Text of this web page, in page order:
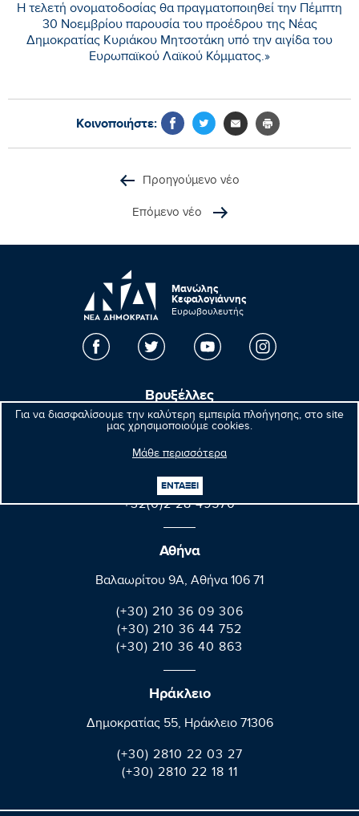
Για να διασφαλίσουμε την καλύτερη εμπειρία πλοήγησης, στο site
μας χρησιμοποιούμε cookies.
Μάθε περισσότερα
ΕΝΤΑΞΕΙ
Η τελετή ονοματοδοσίας θα πραγματοποιηθεί την Πέμπτη
30 Νοεμβρίου παρουσία του προέδρου της Νέας
Δημοκρατίας Κυριάκου Μητσοτάκη υπό την αιγίδα του
Ευρωπαϊκού Λαϊκού Κόμματος.»
Κοινοποιήστε:
Προηγούμενο νέο
Επόμενο νέο
Μανώλης
Κεφαλογιάννης
Ευρωβουλευτής
Βρυξέλλες
Parlement européen Bât. Altiero Spinelli
B-1047 Bruxelles/Brussel
+32(0)2 28 45570
+32(0)2 28 49570
Αθήνα
Βαλαωρίτου 9A, Aθήνα 106 71
(+30) 210 36 09 306
(+30) 210 36 44 752
(+30) 210 36 40 863
Ηράκλειο
Δημοκρατίας 55, Ηράκλειο 71306
(+30) 2810 22 03 27
(+30) 2810 22 18 11